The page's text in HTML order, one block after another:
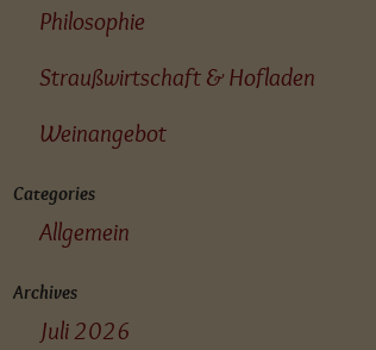
Philosophie
Straußwirtschaft & Hofladen
Weinangebot
Categories
Allgemein
Archives
Juli 2026